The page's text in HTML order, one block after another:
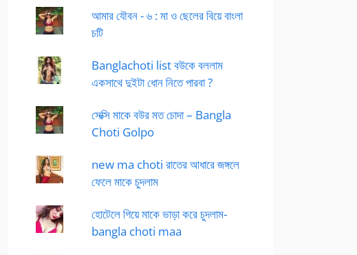
আমার যৌবন - ৬ : মা ও ছেলের বিয়ে বাংলা
চটি
Banglachoti list বউকে বললাম
একসাথে দুইটা ধোন নিতে পারবা ?
সেক্সি মাকে বউর মত চোদা – Bangla
Choti Golpo
new ma choti রাতের আধারে জঙ্গলে
ফেলে মাকে চুদলাম
হোটেলে গিয়ে মাকে ভাড়া করে চুদলাম-
bangla choti maa